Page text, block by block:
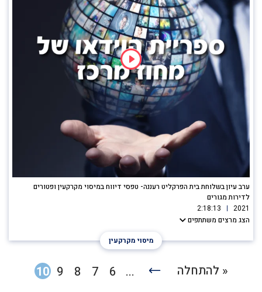
ערב עיון בשלוחת בית הפרקליט רעננה- טפסי דיווח במיסוי מקרקעין ופטורים
לדירות מגורים
2021
2:18:13
הצג מרצים משתתפים
מיסוי מקרקעין
« להתחלה ...
6
7
8
9
10